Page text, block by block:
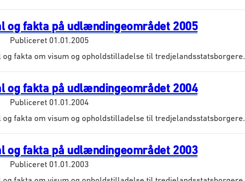
og fakta på udlændingeområdet 2005
Publiceret 01.01.2005
og fakta om visum og opholdstilladelse til tredjelandsstatsborgere.
og fakta på udlændingeområdet 2004
Publiceret 01.01.2004
og fakta om visum og opholdstilladelse til tredjelandsstatsborgere.
og fakta på udlændingeområdet 2003
Publiceret 01.01.2003